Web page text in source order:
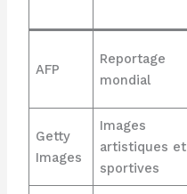
AFP
Reportage
mondial
Getty
Images
Images
artistiques et
sportives